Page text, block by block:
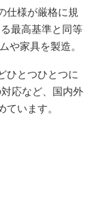
仕様が厳格に規
最高基準と同等
や家具を製造。
ひとつひとつに
応など、国内外
います。